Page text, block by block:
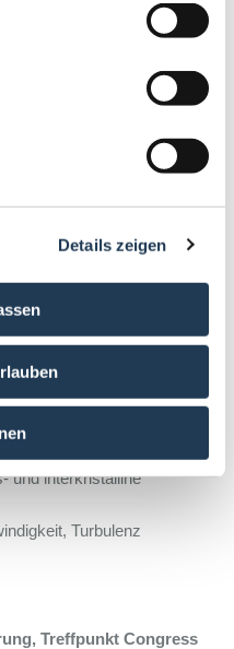
Details zeigen
an Hersteller wie
Stähle
und interkristalline
Turbulenz
Treffpunkt Congress